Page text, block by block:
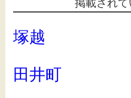
掲載され
塚越
田井町